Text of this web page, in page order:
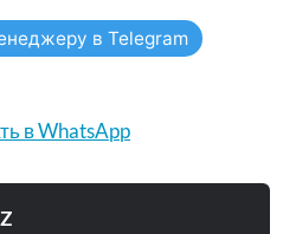
в Telegram
в WhatsApp